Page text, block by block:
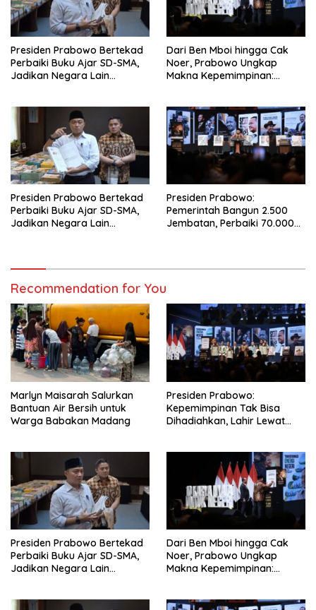
Presiden Prabowo Bertekad
Perbaiki Buku Ajar SD-SMA,
Jadikan Negara Lain
Dari Ben Mboi hingga Cak
Noer, Prabowo Ungkap
Makna Kepemimpinan:
Presiden Prabowo Bertekad
Perbaiki Buku Ajar SD-SMA,
Jadikan Negara Lain
Presiden Prabowo:
Pemerintah Bangun 2.500
Jembatan, Perbaiki 70.000
Recommendation for You
Marlyn Maisarah Salurkan
Bantuan Air Bersih untuk
Warga Babakan Madang
Presiden Prabowo:
Kepemimpinan Tak Bisa
Dihadiahkan, Lahir Lewat
Presiden Prabowo Bertekad
Perbaiki Buku Ajar SD-SMA,
Jadikan Negara Lain
Dari Ben Mboi hingga Cak
Noer, Prabowo Ungkap
Makna Kepemimpinan: